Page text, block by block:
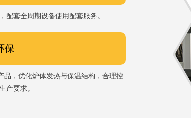
配套全周期设备使用配套服务。
保
品，优化炉体发热与保温结构，合理控
产要求。